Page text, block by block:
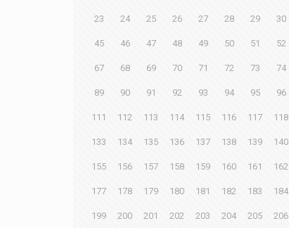
23 24 25 26 27 28 29 30
45 46 47 48 49 50 51 52
67 68 69 70 71 72 73 74
89 90 91 92 93 94 95 96
111 112 113 114 115 116 117 118
133 134 135 136 137 138 139 140
155 156 157 158 159 160 161 162
177 178 179 180 181 182 183 184
199 200 201 202 203 204 205 206